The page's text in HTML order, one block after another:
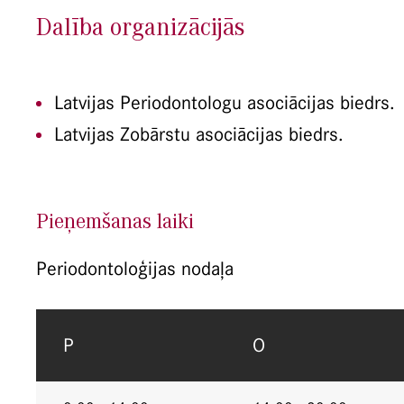
Dalība organizācijās
Latvijas Periodontologu asociācijas biedrs.
Latvijas Zobārstu asociācijas biedrs.
Pieņemšanas laiki
Periodontoloģijas nodaļa
P O